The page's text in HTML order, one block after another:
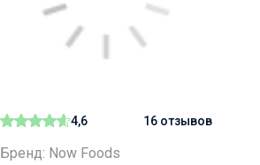
4,6 16 отзывов
Бренд: Now Foods